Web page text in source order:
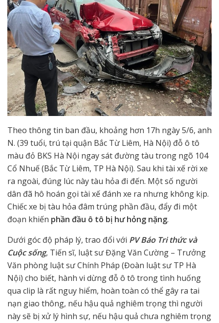
Theo thông tin ban đầu, khoảng hơn 17h ngày 5/6, anh
N. (39 tuổi, trú tại quận Bắc Từ Liêm, Hà Nội) đỗ ô tô
màu đỏ BKS Hà Nội ngay sát đường tàu trong ngõ 104
Cổ Nhuế (Bắc Từ Liêm, TP Hà Nội). Sau khi tài xế rời xe
ra ngoài, đúng lúc này tàu hỏa đi đến. Một số người
dân đã hô hoán gọi tài xế đánh xe ra nhưng không kịp.
Chiếc xe bị tàu hỏa đâm trúng phần đầu, đẩy đi một
đoạn khiến phần đầu ô tô bị hư hỏng nặng.
Dưới góc độ pháp lý, trao đổi với PV Báo Tri thức và
Cuộc sống, Tiến sĩ, luật sư Đặng Văn Cường – Trưởng
Văn phòng luật sư Chính Pháp (Đoàn luật sư TP Hà
Nội) cho biết, hành vi dừng đỗ ô tô trong tình huống
qua clip là rất nguy hiểm, hoàn toàn có thể gây ra tai
nạn giao thông, nếu hậu quả nghiêm trọng thì người
này sẽ bị xử lý hình sự, nếu hậu quả chưa nghiêm trọng